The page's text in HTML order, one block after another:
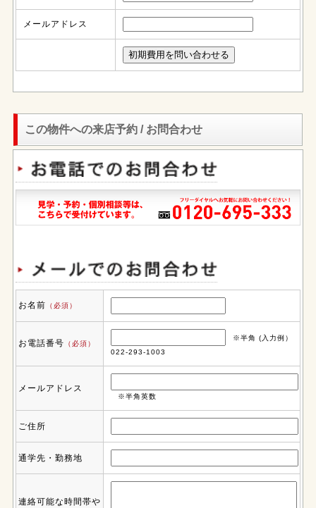
メールアドレス
この物件への来店予約 / お問合わせ
お名前 （必須）
お電話番号 （必須）
※半角 (入力例）
022-293-1003
メールアドレス
※半角英数
ご住所
通学先・勤務地
連絡可能な時間帯や